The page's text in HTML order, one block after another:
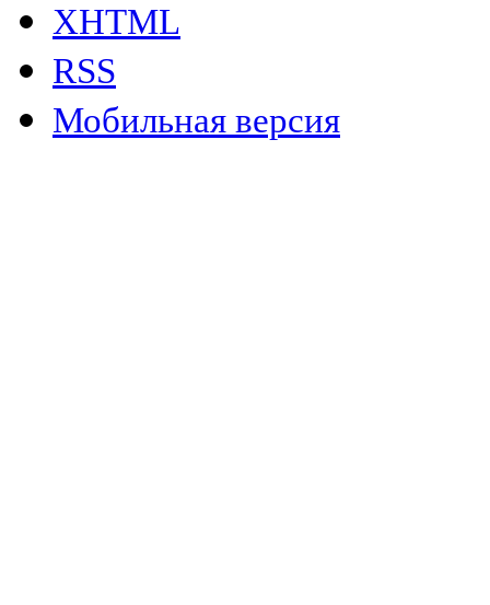
XHTML
RSS
Мобильная версия